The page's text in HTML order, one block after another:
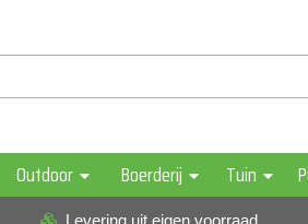
Outdoor Boerderij Tuin
Levering uit eigen voorraad